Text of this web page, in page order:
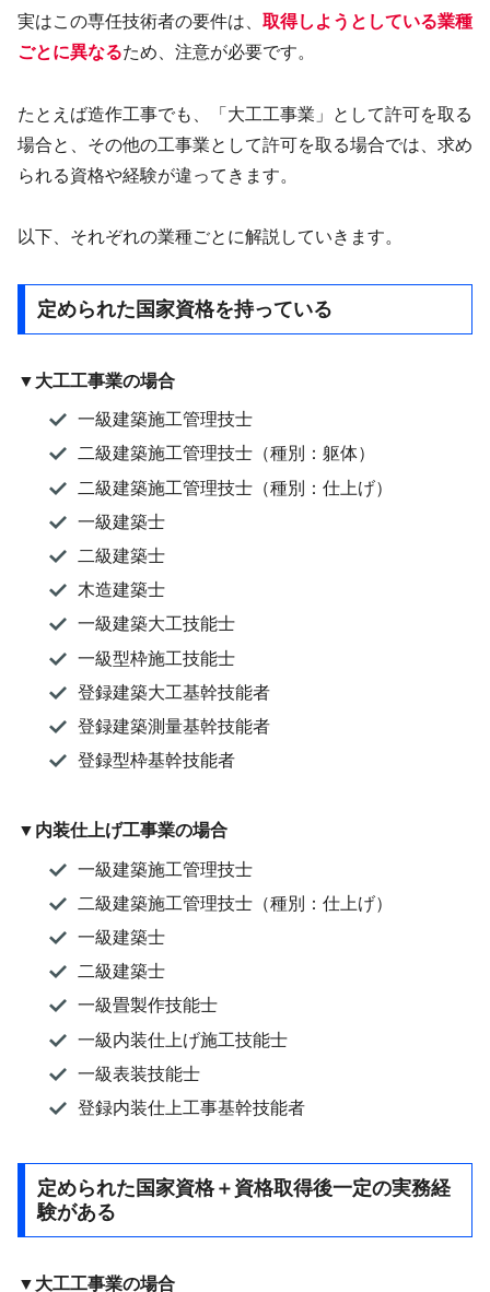
実はこの専任技術者の要件は、 取得しようとしている業種
ごとに異なるため、注意が必要です。
たとえば造作工事でも、「大工工事業」として許可を取る
場合と、その他の工事業として許可を取る場合では、求め
られる資格や経験が違ってきます。
以下、それぞれの業種ごとに解説していきます。
定められた国家資格を持っている
▼大工工事業の場合
一級建築施工管理技士
二級建築施工管理技士（種別：躯体）
二級建築施工管理技士（種別：仕上げ）
一級建築士
二級建築士
木造建築士
一級建築大工技能士
一級型枠施工技能士
登録建築大工基幹技能者
登録建築測量基幹技能者
登録型枠基幹技能者
▼内装仕上げ工事業の場合
一級建築施工管理技士
二級建築施工管理技士（種別：仕上げ）
一級建築士
二級建築士
一級畳製作技能士
一級内装仕上げ施工技能士
一級表装技能士
登録内装仕上工事基幹技能者
定められた国家資格＋資格取得後一定の実務経
験がある
▼大工工事業の場合